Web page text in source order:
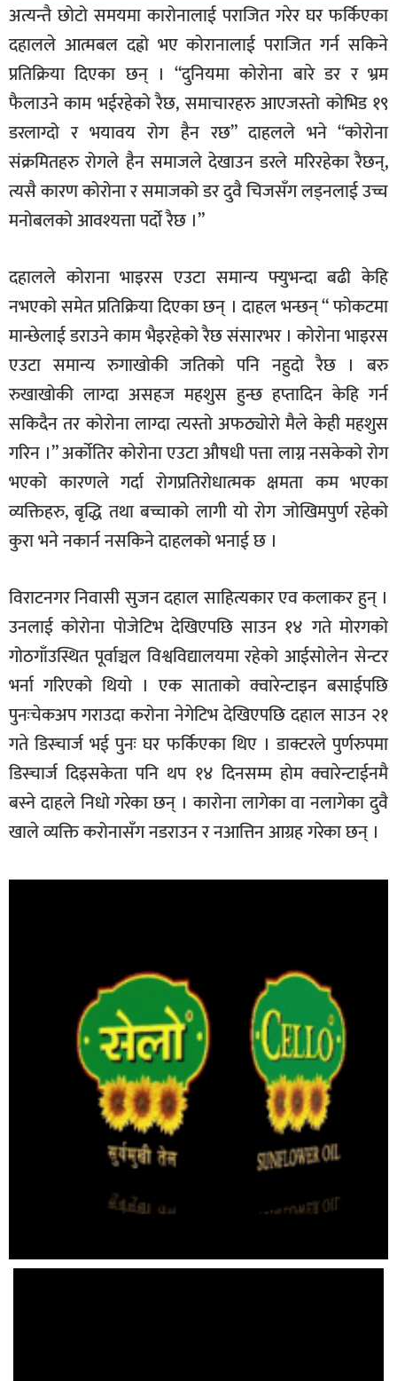
अत्यन्तै छोटो समयमा कारोनालाई पराजित गरेर घर फर्किएका
दहालले आत्मबल दह्रो भए कोरानालाई पराजित गर्न सकिने
प्रतिक्रिया दिएका छन् । “दुनियमा कोरोना बारे डर र भ्रम
फैलाउने काम भईरहेको रैछ, समाचारहरु आएजस्तो कोभिड १९
डरलाग्दो र भयावय रोग हैन रछ” दाहलले भने “कोरोना
संक्रमितहरु रोगले हैन समाजले देखाउन डरले मरिरहेका रैछन्,
त्यसै कारण कोरोना र समाजको डर दुवै चिजसँग लड्नलाई उच्च
मनोबलको आवश्यत्ता पर्दो रैछ ।”
दहालले कोराना भाइरस एउटा समान्य फ्युभन्दा बढी केहि
नभएको समेत प्रतिक्रिया दिएका छन् । दाहल भन्छन् “ फोकटमा
मान्छेलाई डराउने काम भैइरहेको रैछ संसारभर । कोरोना भाइरस
एउटा समान्य रुगाखोकी जतिको पनि नहुदो रैछ । बरु
रुखाखोकी लाग्दा असहज महशुस हुन्छ हप्तादिन केहि गर्न
सकिदैन तर कोरोना लाग्दा त्यस्तो अफठ्योरो मैले केही महशुस
गरिन ।” अर्कोतिर कोरोना एउटा औषधी पत्ता लाग्न नसकेको रोग
भएको कारणले गर्दा रोगप्रतिरोधात्मक क्षमता कम भएका
व्यक्तिहरु, बृद्धि तथा बच्चाको लागी यो रोग जोखिमपुर्ण रहेको
कुरा भने नकार्न नसकिने दाहलको भनाई छ ।
विराटनगर निवासी सुजन दहाल साहित्यकार एव कलाकर हुन् ।
उनलाई कोरोना पोजेटिभ देखिएपछि साउन १४ गते मोरगको
गोठगाँउस्थित पूर्वाञ्चल विश्वविद्यालयमा रहेको आईसोलेन सेन्टर
भर्ना गरिएको थियो । एक साताको क्वारेन्टाइन बसाईपछि
पुनःचेकअप गराउदा करोना नेगेटिभ देखिएपछि दहाल साउन २१
गते डिस्चार्ज भई पुनः घर फर्किएका थिए । डाक्टरले पुर्णरुपमा
डिस्चार्ज दिइसकेता पनि थप १४ दिनसम्म होम क्वारेन्टाईनमै
बस्ने दाहले निधो गरेका छन् । कारोना लागेका वा नलागेका दुवै
खाले व्यक्ति करोनासँग नडराउन र नआत्तिन आग्रह गरेका छन् ।